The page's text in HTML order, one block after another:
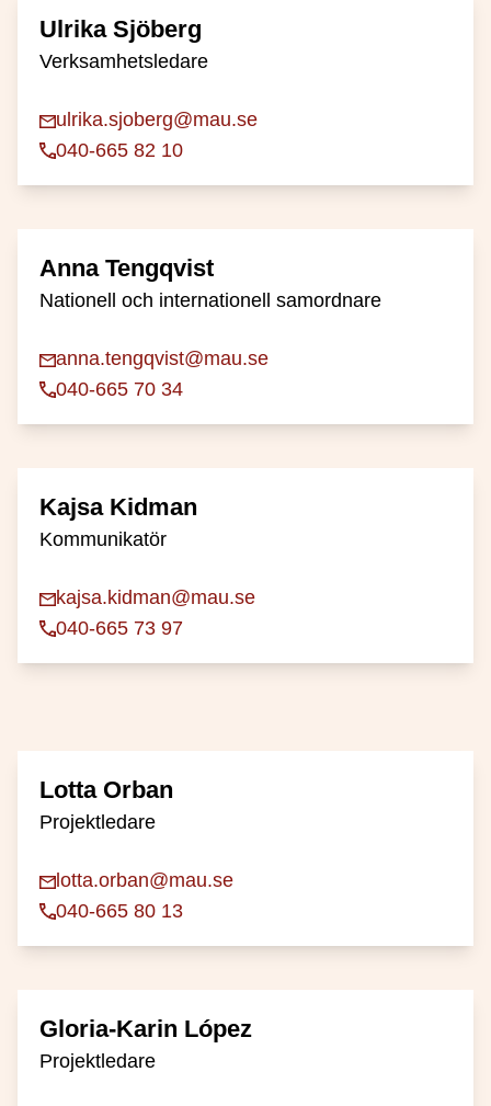
Ulrika Sjöberg
Verksamhetsledare
ulrika.sjoberg@mau.se
040-665 82 10
Anna Tengqvist
Nationell och internationell samordnare
anna.tengqvist@mau.se
040-665 70 34
Kajsa Kidman
Kommunikatör
kajsa.kidman@mau.se
040-665 73 97
Lotta Orban
Projektledare
lotta.orban@mau.se
040-665 80 13
Gloria-Karin López
Projektledare